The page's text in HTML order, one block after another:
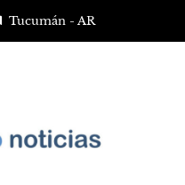
Tucumán - AR